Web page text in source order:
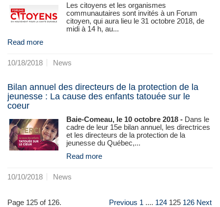
Les citoyens et les organismes
communautaires sont invités à un Forum
citoyen, qui aura lieu le 31 octobre 2018, de
midi à 14 h, au...
Read more
10/18/2018 News
Bilan annuel des directeurs de la protection de la
jeunesse : La cause des enfants tatouée sur le
coeur
Baie-Comeau, le 10 octobre 2018 - Dans le
cadre de leur 15e bilan annuel, les directrices
et les directeurs de la protection de la
jeunesse du Québec,...
Read more
10/10/2018 News
Page 125 of 126. Previous 1 .... 124 125 126 Next